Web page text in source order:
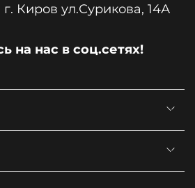
«Печной Центр» г. Киров ул.Сурикова, 14А
на нас в соц.сетях!